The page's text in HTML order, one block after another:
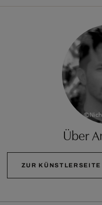
Über
ZUR KÜNSTLERSEITE